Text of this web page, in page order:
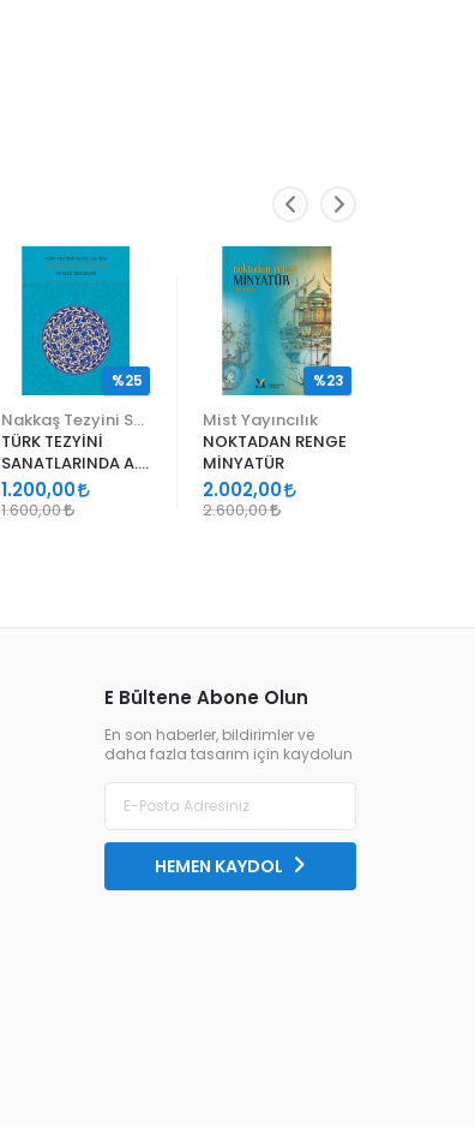
TÜRK TEZYİNİ
SANATLARINDA A.
SÜHEYL ÜNVER VE
YENİ TERKİPLERİ
1.200,00
1.600,00
%25
Mist Yayıncılık
NOKTADAN RENGE
MİNYATÜR
2.002,00
2.600,00
%23
E Bültene Abone Olun
En son haberler, bildirimler ve
daha fazla tasarım için kaydolun
HEMEN KAYDOL